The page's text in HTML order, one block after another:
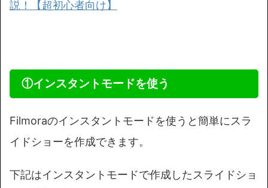
説！【超初心者向け】
①インスタントモードを使う
Filmoraのインスタントモードを使うと簡単にスラ
イドショーを作成できます。
下記はインスタントモードで作成したスライドショ